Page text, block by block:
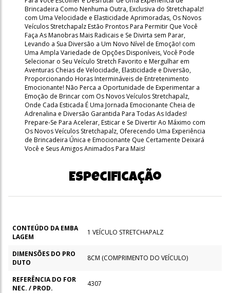
Brincadeira Como Nenhuma Outra, Exclusiva do Stretchapalz!
com Uma Velocidade e Elasticidade Aprimoradas, Os Novos
Veículos Stretchapalz Estão Prontos Para Permitir Que Você
Faça As Manobras Mais Radicais e Se Divirta sem Parar,
Levando a Sua Diversão a Um Novo Nível de Emoção! com
Uma Ampla Variedade de Opções Disponíveis, Você Pode
Selecionar o Seu Veículo Stretch Favorito e Mergulhar em
Aventuras Cheias de Velocidade, Elasticidade e Diversão,
Proporcionando Horas Intermináveis de Entretenimento
Emocionante! Não Perca a Oportunidade de Experimentar a
Emoção de Brincar com Os Novos Veículos Stretchapalz,
Onde Cada Esticada É Uma Jornada Emocionante Cheia de
Adrenalina e Diversão Garantida Para Todas As Idades!
Prepare-Se Para Acelerar, Esticar e Se Divertir Ao Máximo com
Os Novos Veículos Stretchapalz, Oferecendo Uma Experiência
de Brincadeira Única e Emocionante Que Certamente Deixará
Você e Seus Amigos Animados Para Mais!
Especificação
CONTEÚDO DA EMBA
LAGEM
1 VEÍCULO STRETCHAPALZ
DIMENSÕES DO PRO
DUTO
8CM (COMPRIMENTO DO VEÍCULO)
REFERÊNCIA DO FOR
NEC. / PROD.
4307